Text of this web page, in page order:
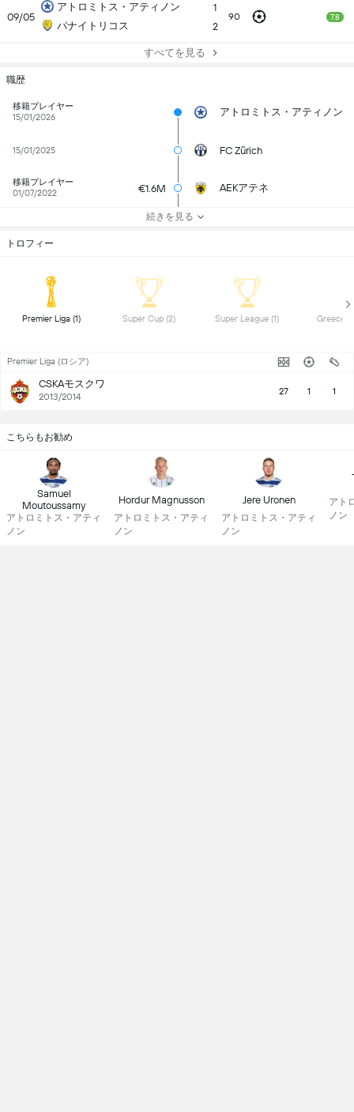
09/05
アトロミトス・アティノン
パナイトリコス
1
2
90 7.8
すべてを見る
職歴
移籍プレイヤー
15/01/2026
アトロミトス・アティノン
15/01/2025 FC Zürich
移籍プレイヤー
01/07/2022
€1.6M AEKアテネ
続きを見る
トロフィー
Premier Liga (1)
Premier Liga (ロシア)
CSKAモスクワ
2013/2014 27 1 1
こちらもお勧め
Samuel
Moutoussamy
アトロミトス・アティ
ノン
Hordur Magnusson
アトロミトス・アティ
ノン
Jere Uronen
アトロミトス・アティ
ノン
アト
ノン